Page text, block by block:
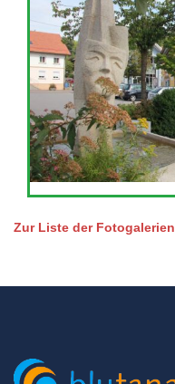
Zur Liste der Fotogalerien